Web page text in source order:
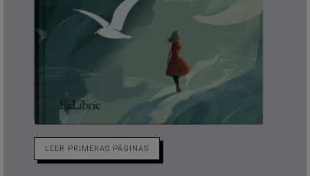
LEER PRIMERAS PÁGINAS